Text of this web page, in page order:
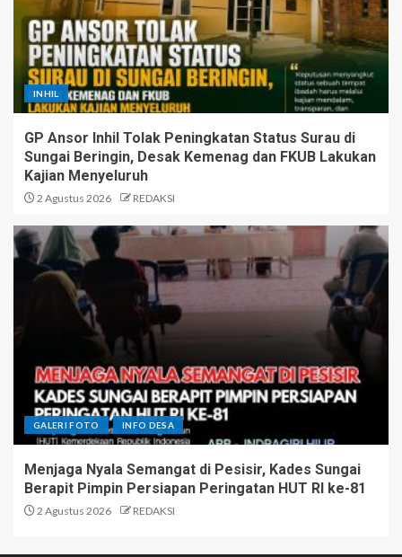
INHIL
GP Ansor Inhil Tolak Peningkatan Status Surau di
Sungai Beringin, Desak Kemenag dan FKUB Lakukan
Kajian Menyeluruh
2 Agustus 2026 REDAKSI
GALERI FOTO INFO DESA
Menjaga Nyala Semangat di Pesisir, Kades Sungai
Berapit Pimpin Persiapan Peringatan HUT RI ke-81
2 Agustus 2026 REDAKSI